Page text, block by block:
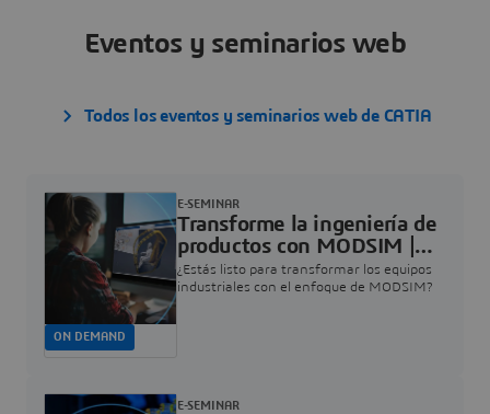
Eventos y seminarios web
Todos los eventos y seminarios web de CATIA
Transforme la ingeniería de
productos con MODSIM |
Dassault Systèmes
¿Estás listo para transformar los equipos
industriales con el enfoque de MODSIM?
E-SEMINAR
ON DEMAND
E-SEMINAR